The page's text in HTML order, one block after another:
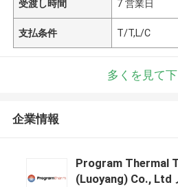
受渡し時間 7 営業日
支払条件 T/T,L/C
多くを見て
企業情報
Program Thermal
(Luoyang) Co., Ltd